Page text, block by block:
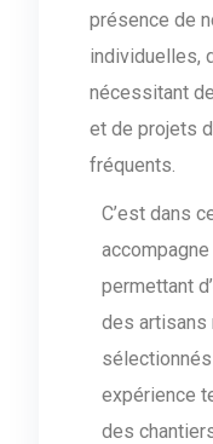
présence de
individuelles,
nécessitant
et de projets
fréquents.
C’est dans
permettant
des artisans
expérience
des